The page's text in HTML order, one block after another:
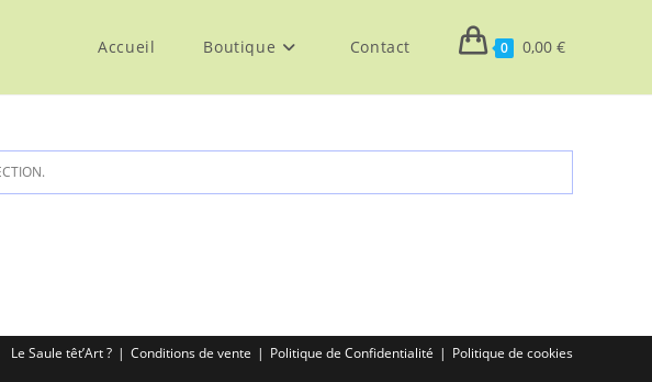
Accueil Boutique Contact 0 0,00 €
Le Saule têt’Art ? Conditions de vente Politique de Confidentialité Politique de cookies